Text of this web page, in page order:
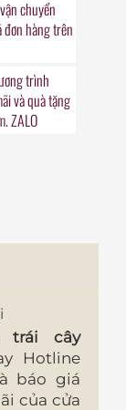
chuyển
đơn hàng trên
trình
và quà tặng
ZALO
trái cây
Hotline
báo giá
của cửa